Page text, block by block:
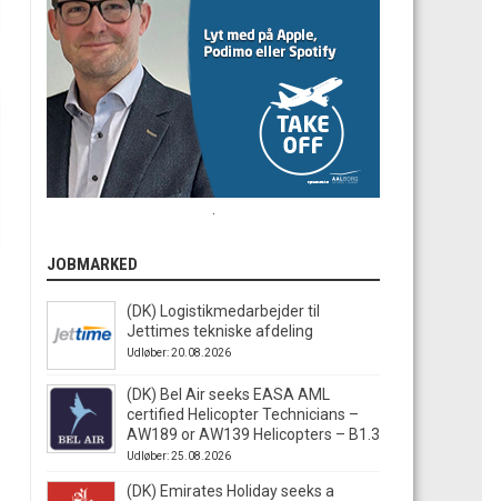
JOBMARKED
(DK) Logistikmedarbejder til
Jettimes tekniske afdeling
Udløber: 20.08.2026
(DK) Bel Air seeks EASA AML
certified Helicopter Technicians –
AW189 or AW139 Helicopters – B1.3
Udløber: 25.08.2026
(DK) Emirates Holiday seeks a